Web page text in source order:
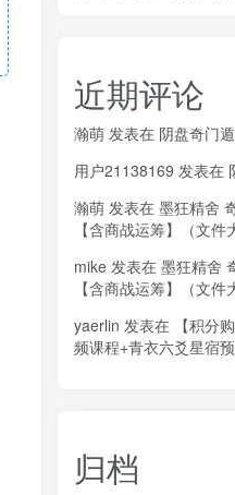
近期评论
瀚萌 发表在 阴盘奇门
用户21138169 发表在
瀚萌 发表在 墨狂精舍
【含商战运筹】（文件
mike 发表在 墨狂精舍
【含商战运筹】（文件
yaerlin 发表在 【积分
频课程+青衣六爻星宿
归档